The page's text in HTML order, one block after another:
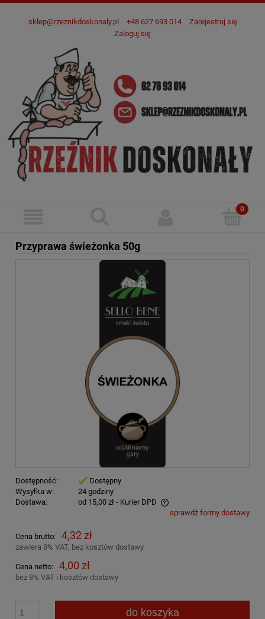
sklep@rzeznikdoskonaly.pl +48 627 693 014
Zarejestruj się
Zaloguj się
Przyprawa świeżonka 50g
Dostępność:
Dostępny
Wysyłka w:
24 godziny
Dostawa:
od 15,00 zł - Kurier DPD
Cena nie zawiera ewentualnych kosztów płatnościsprawdź formy dostawy
Cena brutto: 4,32 zł
zawiera 8% VAT, bez kosztów dostawy
Cena netto: 4,00 zł
bez 8% VAT i kosztów dostawy
do koszyka